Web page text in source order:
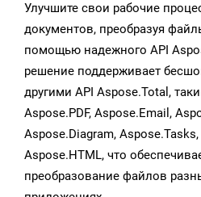
Улучшите свои рабочие
документов, преобразуя
помощью надежного API
решение поддерживает
другими API Aspose.Total,
Aspose.PDF, Aspose.Email,
Aspose.Diagram,
Aspose.HTML, что
преобразование файлов